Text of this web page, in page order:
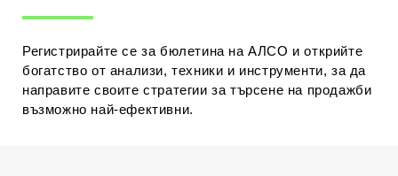
Регистрирайте се за бюлетина на АЛСО и открийте
богатство от анализи, техники и инструменти, за да
направите своите стратегии за търсене на продажби
възможно най-ефективни.